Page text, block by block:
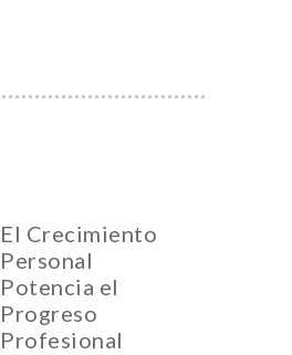
El Crecimiento
Personal
Potencia el
Progreso
Profesional